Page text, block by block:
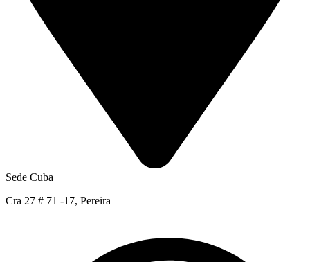
Sede Cuba
Cra 27 # 71 -17, Pereira